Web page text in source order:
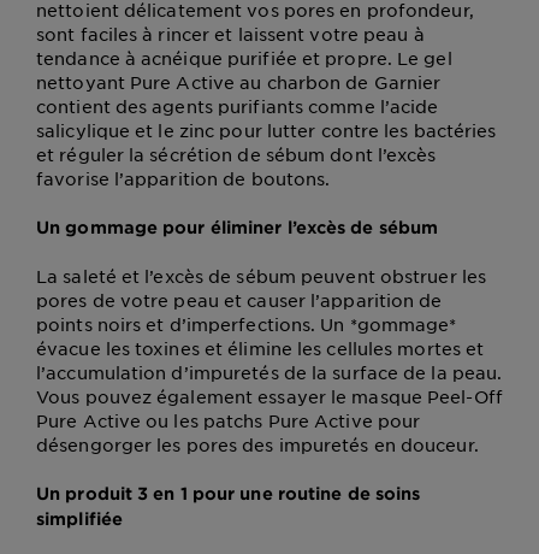
nettoient délicatement vos pores en profondeur,
sont faciles à rincer et laissent votre peau à
tendance à acnéique purifiée et propre. Le gel
nettoyant Pure Active au charbon de Garnier
contient des agents purifiants comme l’acide
salicylique et le zinc pour lutter contre les bactéries
et réguler la sécrétion de sébum dont l’excès
favorise l’apparition de boutons.
Un gommage pour éliminer l’excès de sébum
La saleté et l’excès de sébum peuvent obstruer les
pores de votre peau et causer l’apparition de
points noirs et d’imperfections. Un *gommage*
évacue les toxines et élimine les cellules mortes et
l’accumulation d’impuretés de la surface de la peau.
Vous pouvez également essayer le masque Peel-Off
Pure Active ou les patchs Pure Active pour
désengorger les pores des impuretés en douceur.
Un produit 3 en 1 pour une routine de soins
simplifiée